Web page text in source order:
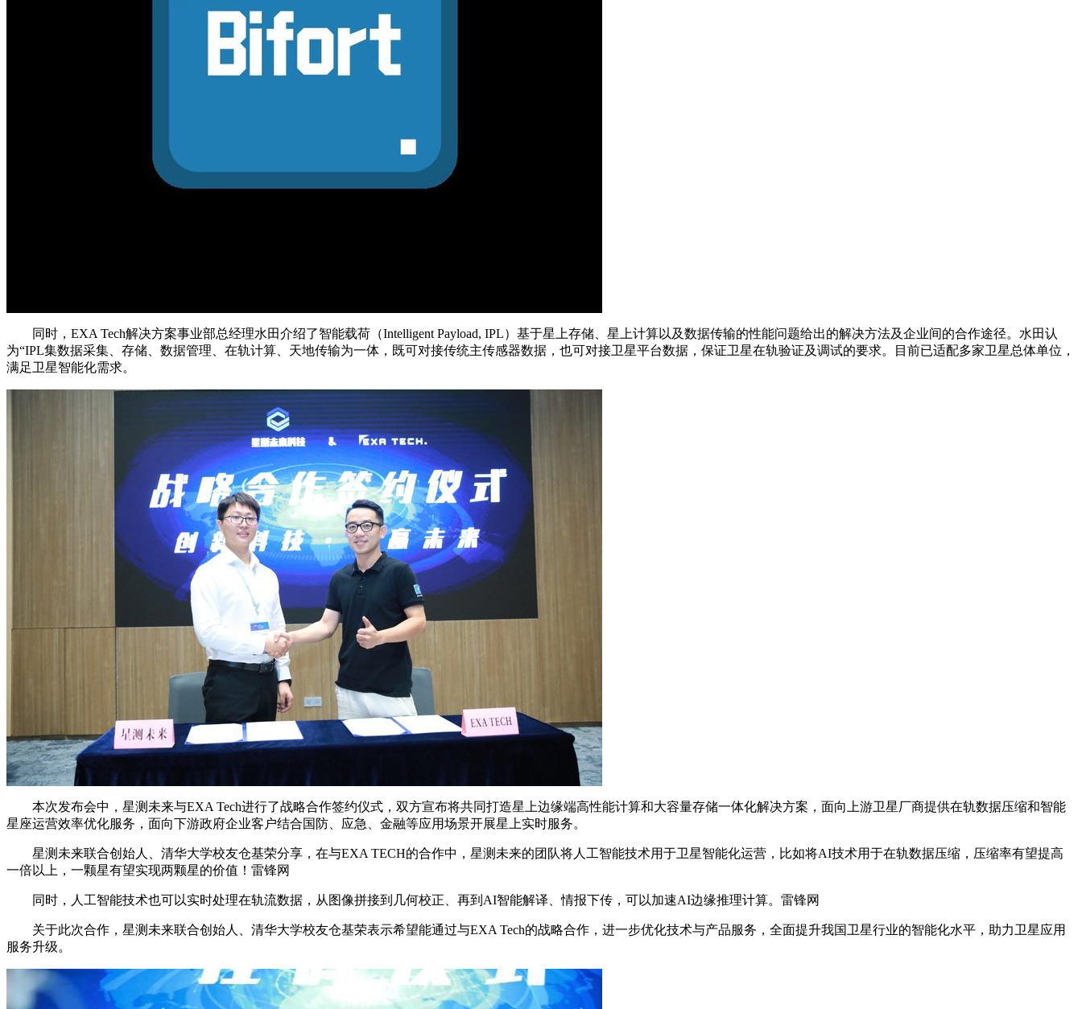
同时，EXA Tech解决方案事业部总经理水田介绍了智能载荷（Intelligent Payload, IPL）基于星上存储、星上计算以及数据传输的性能问题给出的解决方法及企业间的合作途径。水田认
为“IPL集数据采集、存储、数据管理、在轨计算、天地传输为一体，既可对接传统主传感器数据，也可对接卫星平台数据，保证卫星在轨验证及调试的要求。目前已适配多家卫星总体单位，
满足卫星智能化需求。
本次发布会中，星测未来与EXA Tech进行了战略合作签约仪式，双方宣布将共同打造星上边缘端高性能计算和大容量存储一体化解决方案，面向上游卫星厂商提供在轨数据压缩和智能
星座运营效率优化服务，面向下游政府企业客户结合国防、应急、金融等应用场景开展星上实时服务。
星测未来联合创始人、清华大学校友仓基荣分享，在与EXA TECH的合作中，星测未来的团队将人工智能技术用于卫星智能化运营，比如将AI技术用于在轨数据压缩，压缩率有望提高
一倍以上，一颗星有望实现两颗星的价值！雷锋网
同时，人工智能技术也可以实时处理在轨流数据，从图像拼接到几何校正、再到AI智能解译、情报下传，可以加速AI边缘推理计算。雷锋网
关于此次合作，星测未来联合创始人、清华大学校友仓基荣表示希望能通过与EXA Tech的战略合作，进一步优化技术与产品服务，全面提升我国卫星行业的智能化水平，助力卫星应用
服务升级。